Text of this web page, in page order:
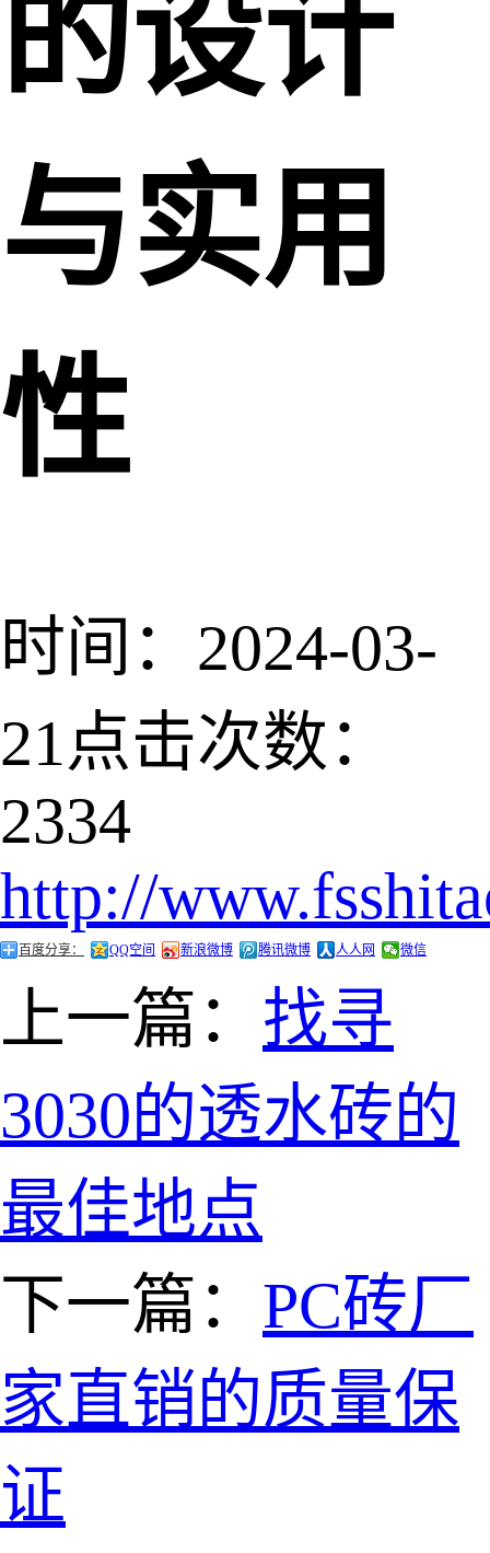
的设计
与实用
性
时间：2024-03-
21点击次数：
2334
http://
百度分享： QQ空间 新浪微博 腾讯微博 人人网 微信
上一篇： 找寻
3030的透水砖的
最佳地点
下一篇： PC砖厂
家直销的质量保
证